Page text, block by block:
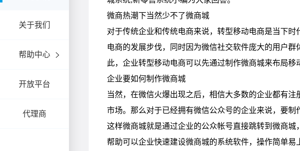
关于我们
帮助中心
开放平台
代理商